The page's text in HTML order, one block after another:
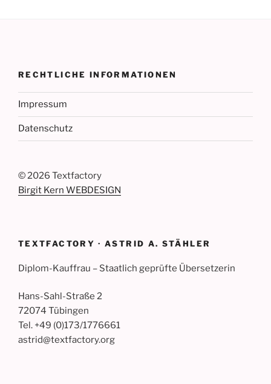
RECHTLICHE INFORMATIONEN
Impressum
Datenschutz
© 2026 Textfactory
Birgit Kern WEBDESIGN
TEXTFACTORY · ASTRID A. STÄHLER
Diplom-Kauffrau – Staatlich geprüfte Übersetzerin
Hans-Sahl-Straße 2
72074 Tübingen
Tel. +49 (0)173/1776661
astrid@textfactory.org